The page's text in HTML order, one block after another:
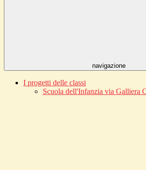
navigazione
I progetti delle classi
Scuola dell'Infanzia via Galliera